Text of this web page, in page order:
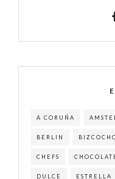
A CORUÑA
BERLIN
CHEFS
DULCE